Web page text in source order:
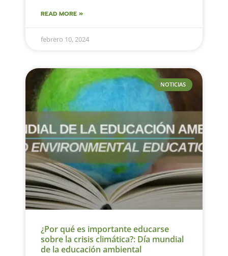
READ MORE »
febrero 10, 2024
NOTICIAS
¿Por qué es importante educarse
sobre la crisis climática?: Día mundial
de la educación ambiental